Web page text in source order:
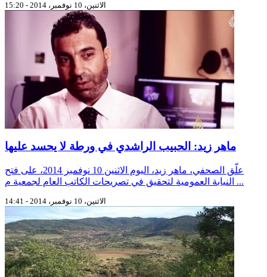
الاثنين، 10 نوفمبر، 2014 - 15:20
ماهر زيد: الحبيب الراشدي في ورطة لا يحسد عليها
علّق الصحفي، ماهر زيد، اليوم الاثنين 10 نوفمبر 2014، على فتح
النيابة العمومية لتحقيق في تصريحات الكاتب العام لجمعية م ...
الاثنين، 10 نوفمبر، 2014 - 14:41